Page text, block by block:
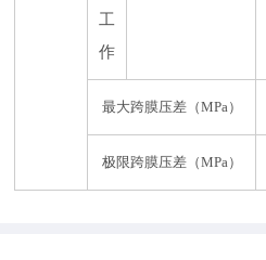
工
作
最大跨膜压差（MPa）
极限跨膜压差（MPa）